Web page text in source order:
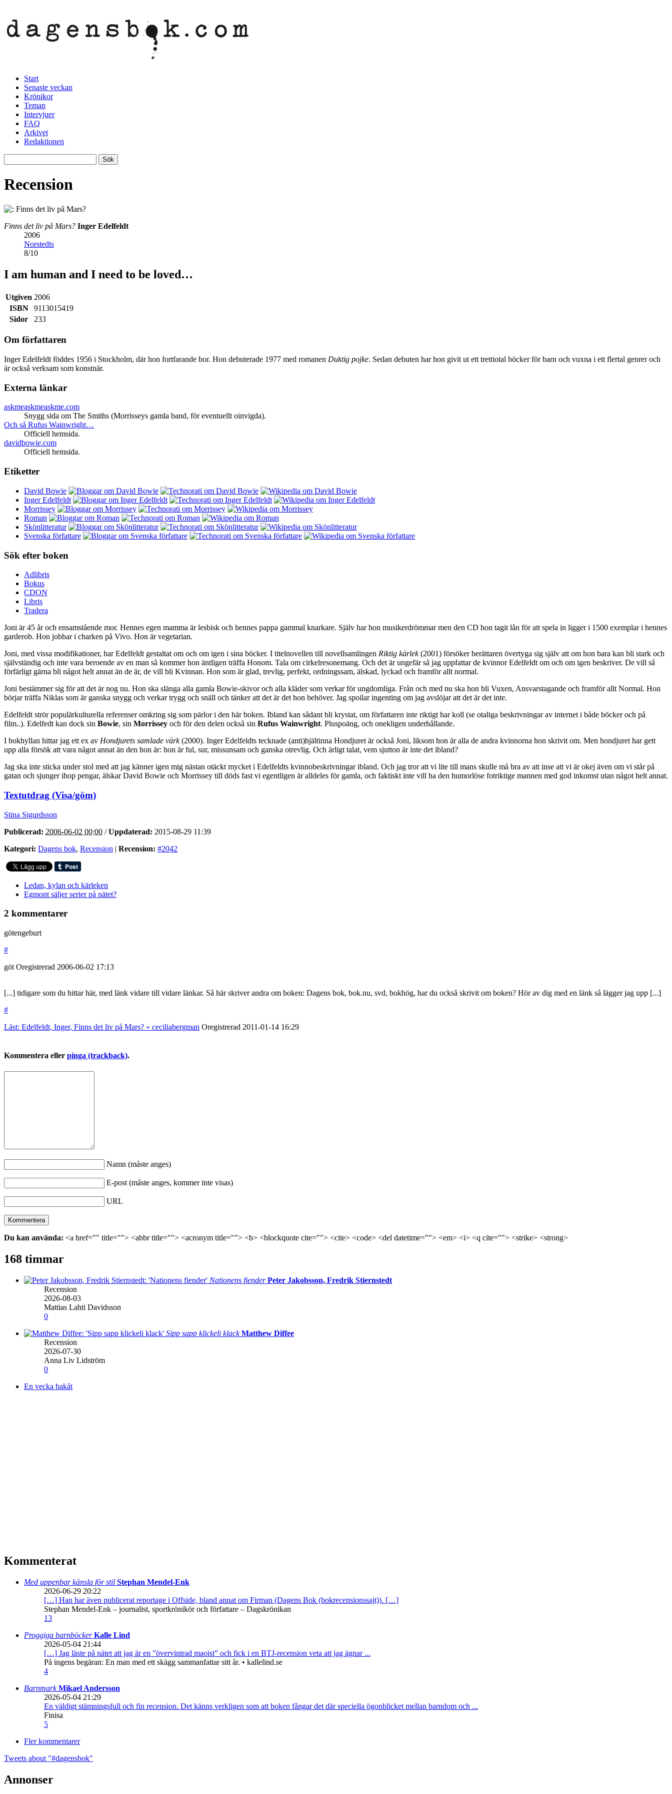
Start
Senaste veckan
Krönikor
Teman
Intervjuer
FAQ
Arkivet
Redaktionen
Recension
Finns det liv på Mars? Inger Edelfeldt
2006
Norstedts
8/10
I am human and I need to be loved…
Utgiven 2006
ISBN
9113015419
Sidor
233
Om författaren
Inger Edelfeldt föddes 1956 i Stockholm, där hon fortfarande bor. Hon debuterade 1977 med romanen Duktig pojke. Sedan debuten har hon givit ut ett trettiotal böcker för barn och vuxna i ett flertal genrer och
är också verksam som konstnär.
Externa länkar
askmeaskmeaskme.com
Snygg sida om The Smiths (Morrisseys gamla band, för eventuellt oinvigda).
Och så Rufus Wainwright…
Officiell hemsida.
davidbowie.com
Officiell hemsida.
Etiketter
David Bowie
Inger Edelfeldt
Morrissey
Roman
Skönlitteratur
Svenska författare
Sök efter boken
Adlibris
Bokus
CDON
Libris
Tradera
Joni är 45 år och ensamstående mor. Hennes egen mamma är lesbisk och hennes pappa gammal knarkare. Själv har hon musikerdrömmar men den CD hon tagit lån för att spela in ligger i 1500 exemplar i hennes
garderob. Hon jobbar i charken på Vivo. Hon är vegetarian.
Joni, med vissa modifikationer, har Edelfeldt gestaltat om och om igen i sina böcker. I titelnovellen till novellsamlingen Riktig kärlek(2001) försöker berättaren övertyga sig själv att om hon bara kan bli stark och
självständig och inte vara beroende av en man så kommer hon äntligen träffa Honom. Tala om cirkelresonemang. Och det är ungefär så jag uppfattar de kvinnor Edelfeldt om och om igen beskriver. De vill så
förfärligt gärna bli något helt annat än de är, de vill bli Kvinnan. Hon som är glad, trevlig, perfekt, ordningssam, älskad, lyckad och framför allt normal.
Joni bestämmer sig för att det är nog nu. Hon ska slänga alla gamla Bowie-skivor och alla kläder som verkar för ungdomliga. Från och med nu ska hon bli Vuxen, Ansvarstagande och framför allt Normal. Hon
börjar träffa Niklas som är ganska snygg och verkar trygg och snäll och tänker att det är det hon behöver. Jag spoilar ingenting om jag avslöjar att det är det inte.
Edelfeldt strör populärkulturella referenser omkring sig som pärlor i den här boken. Ibland kan sådant bli krystat, om författaren inte riktigt har koll (se otaliga beskrivningar av internet i både böcker och på
film..). Edelfedt kan dock sin Bowie, sin Morrissey och för den delen också sin Rufus Wainwright. Pluspoäng, och onekligen underhållande.
I bokhyllan hittar jag ett ex av Hondjurets samlade värk(2000). Inger Edelfeldts tecknade (anti)hjältinna Hondjuret är också Joni, liksom hon är alla de andra kvinnorna hon skrivit om. Men hondjuret har gett
upp alla försök att vara något annat än den hon är: hon är ful, sur, missunsam och ganska otrevlig. Och ärligt talat, vem sjutton är inte det ibland?
Jag ska inte sticka under stol med att jag känner igen mig nästan otäckt mycket i Edelfeldts kvinnobeskrivningar ibland. Och jag tror att vi lite till mans skulle må bra av att inse att vi är okej även om vi står på
gatan och sjunger ihop pengar, älskar David Bowie och Morrissey till döds fast vi egentligen är alldeles för gamla, och faktiskt inte vill ha den humorlöse fotriktige mannen med god inkomst utan något helt annat.
Textutdrag (Visa/göm)
Stina Sigurdsson
Publicerad: 2006-06-02 00:00 /Uppdaterad: 2015-08-29 11:39
Kategori: Dagens bok, Recension | Recension: #2042
Ledan, kylan och kärleken
Egmont säljer serier på nätet?
2 kommentarer
götengeburt
#
göt Oregistrerad 2006-06-02 17:13
[...] tidigare som du hittar här, med länk vidare till vidare länkar. Så här skriver andra om boken: Dagens bok, bok.nu, svd, bokhög, har du också skrivit om boken? Hör av dig med en länk så lägger jag upp [...]
#
Läst: Edelfeldt, Inger, Finns det liv på Mars? « ceciliabergman Oregistrerad 2011-01-14 16:29
Kommentera eller pinga (trackback).
Namn (måste anges)
E-post (måste anges, kommer inte visas)
URL
Du kan använda: <a href="" title=""> <abbr title=""> <acronym title=""> <b> <blockquote cite=""> <cite> <code> <del datetime=""> <em> <i> <q cite=""> <strike> <strong>
168 timmar
Nationens fiender Peter Jakobsson, Fredrik Stiernstedt
Recension
2026-08-03
Mattias Lahti Davidsson
0
Sipp sapp klickeli klack Matthew Diffee
Recension
2026-07-30
Anna Liv Lidström
0
En vecka bakåt
Kommenterat
Med uppenbar känsla för stil Stephan Mendel-Enk
2026-06-29 20:22
[…] Han har även publicerat reportage i Offside, bland annat om Firman (Dagens Bok (bokrecensionssajt)). […]
Stephan Mendel-Enk – journalist, sportkrönikör och författare – Dagskrönikan
13
Proggiga barnböckerKalle Lind
2026-05-04 21:44
[…] Jag läste på nätet att jag är en ”övervintrad maoist” och fick i en BTJ-recension veta att jag ägnar ...
På ingens begäran: En man med ett skägg sammanfattar sitt år. • kallelind.se
4
BarnmarkMikael Andersson
2026-05-04 21:29
En väldigt stämningsfull och fin recension. Det känns verkligen som att boken fångar det där speciella ögonblicket mellan barndom och ...
Finisa
5
Fler kommentarer
Tweets about "#dagensbok"
Annonser